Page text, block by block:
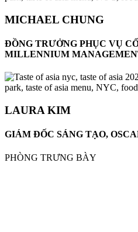
MICHAEL CHUNG
ĐỒNG TRƯỞNG PHỤC VỤ
MILLENNIUM
LAURA KIM
GIÁM ĐỐC SÁNG TẠO,
PHÒNG TRƯNG BÀY